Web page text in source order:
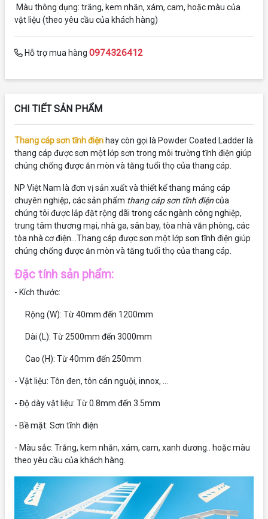
Màu thông dụng: trắng, kem nhăn, xám, cam, hoặc màu của
vật liệu (theo yêu cầu của khách hàng)
Hỗ trợ mua hàng 0974326412
CHI TIẾT SẢN PHẨM
Thang cáp sơn tĩnh điện hay còn gọi là Powder Coated Ladder là
thang cáp được sơn một lớp sơn trong môi trường tĩnh điện giúp
chúng chống được ăn mòn và tăng tuổi thọ của thang cáp.
NP Việt Nam là đơn vị sản xuất và thiết kế thang máng cáp
chuyên nghiệp, các sản phẩm thang cáp sơn tĩnh điệncủa
chúng tôi được lắp đặt rộng dãi trong các ngành công nghiệp,
trung tâm thương mại, nhà ga, sân bay, tòa nhà văn phòng, các
tòa nhà cơ điện...Thang cáp được sơn một lớp sơn tĩnh điện giúp
chúng chống được ăn mòn và tăng tuổi thọ của thang cáp.
Đặc tính sản phẩm:
- Kích thước:
Rộng (W): Từ 40mm đến 1200mm
Dài (L): Từ 2500mm đến 3000mm
Cao (H): Từ 40mm đến 250mm
- Vật liệu: Tôn đen, tôn cán nguội, innox, ...
- Độ dày vật liệu: Từ 0.8mm đến 3.5mm
- Bề mặt: Sơn tĩnh điện
- Màu sắc: Trắng, kem nhăn, xám, cam, xanh dương.. hoặc màu
theo yêu cầu của khách hàng.